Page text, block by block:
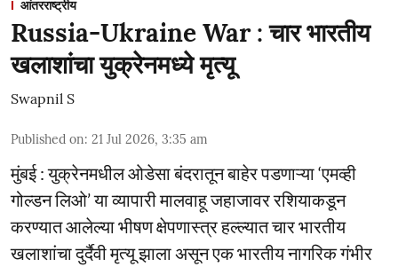
आंतरराष्ट्रीय
Russia-Ukraine War : चार भारतीय
खलाशांचा युक्रेनमध्ये मृत्यू
Swapnil S
Published on: 21 Jul 2026, 3:35 am
मुंबई : युक्रेनमधील ओडेसा बंदरातून बाहेर पडणाऱ्या ‘एमव्ही
गोल्डन लिओ’ या व्यापारी मालवाहू जहाजावर रशियाकडून
करण्यात आलेल्या भीषण क्षेपणास्त्र हल्ल्यात चार भारतीय
खलाशांचा दुर्दैवी मृत्यू झाला असून एक भारतीय नागरिक गंभीर